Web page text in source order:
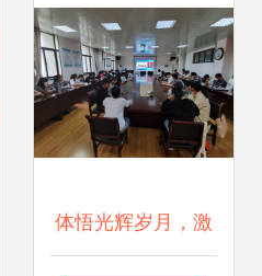
体悟光辉岁月，激